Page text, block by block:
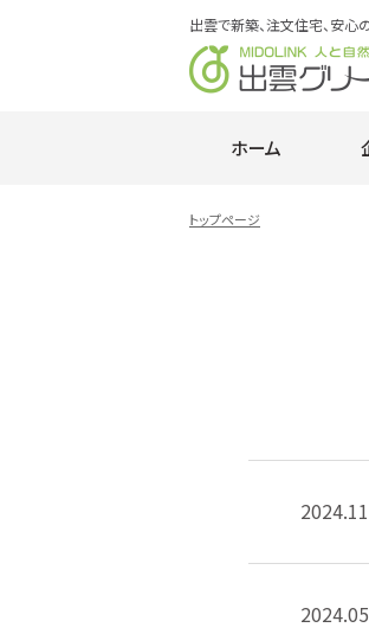
出雲で新築、注文住宅、安
ホーム
トップページ